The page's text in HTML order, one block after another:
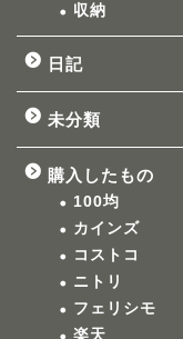
収納
日記
未分類
購入したもの
100均
カインズ
コストコ
ニトリ
フェリシモ
楽天